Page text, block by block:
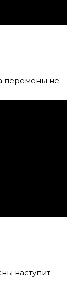
перемены не
наступит